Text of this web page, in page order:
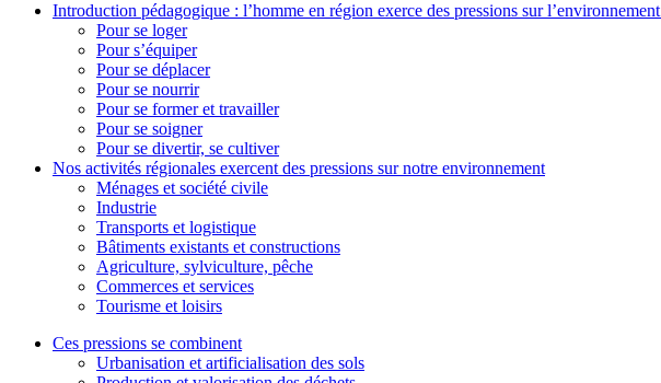
Introduction pédagogique : l’homme en région exerce des pressions sur l’environnement
Pour se loger
Pour s’équiper
Pour se déplacer
Pour se nourrir
Pour se former et travailler
Pour se soigner
Pour se divertir, se cultiver
Nos activités régionales exercent des pressions sur notre environnement
Ménages et société civile
Industrie
Transports et logistique
Bâtiments existants et constructions
Agriculture, sylviculture, pêche
Commerces et services
Tourisme et loisirs
Ces pressions se combinent
Urbanisation et artificialisation des sols